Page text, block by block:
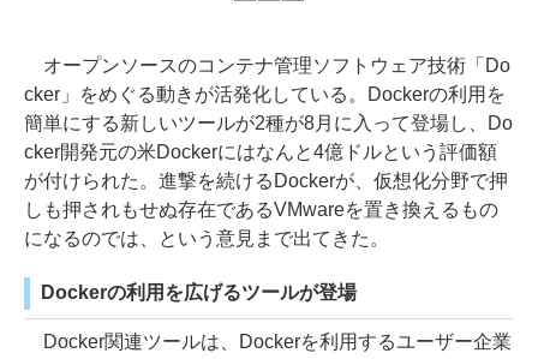
オープンソースのコンテナ管理ソフトウェア技術「Do
cker」をめぐる動きが活発化している。Dockerの利用を
簡単にする新しいツールが2種が8月に入って登場し、Do
cker開発元の米Dockerにはなんと4億ドルという評価額
が付けられた。進撃を続けるDockerが、仮想化分野で押
しも押されもせぬ存在であるVMwareを置き換えるもの
になるのでは、という意見まで出てきた。
Dockerの利用を広げるツールが登場
Docker関連ツールは、Dockerを利用するユーザー企業